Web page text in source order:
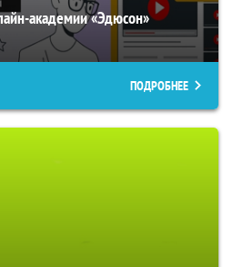
академии «Эдюсон»
ПОДРОБНЕЕ